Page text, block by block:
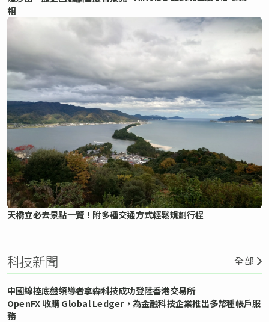
相
天橋立必去景點一覽！附多種交通方式輕鬆規劃行程
科技新聞 全部
中國線控底盤領導者拿森科技成功登陸香港交易所
OpenFX 收購 Global Ledger，為金融科技企業推出多幣種帳戶服
務